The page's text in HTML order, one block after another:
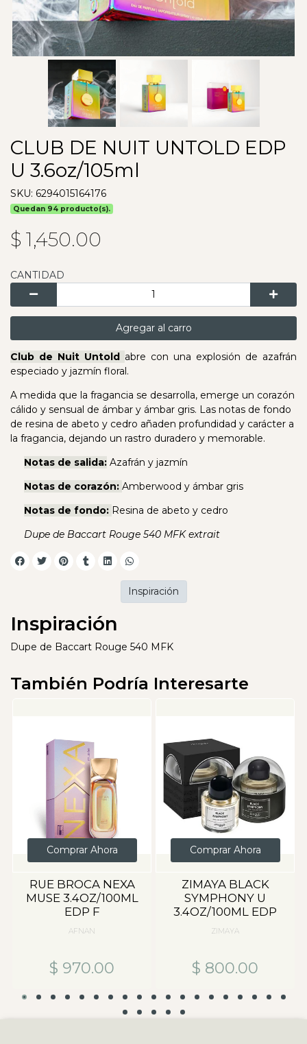
CLUB DE NUIT UNTOLD EDP
U 3.6oz/105ml
SKU: 6294015164176
Quedan 94 producto(s).
$ 1,450.00
CANTIDAD
Agregar al carro
Club de Nuit Untold abre con una explosión de azafrán
especiado y jazmín floral.
A medida que la fragancia se desarrolla, emerge un corazón
cálido y sensual de ámbar y ámbar gris. Las notas de fondo
de resina de abeto y cedro añaden profundidad y carácter a
la fragancia, dejando un rastro duradero y memorable.
Notas de salida: Azafrán y jazmín
Notas de corazón: Amberwood y ámbar gris
Notas de fondo: Resina de abeto y cedro
Dupe de Baccart Rouge 540 MFK extrait
Inspiración
Dupe de Baccart Rouge 540 MFK
Inspiración
También Podría Interesarte
Comprar Ahora
RUE BROCA NEXA
MUSE 3.4OZ/100ML
EDP F
AFNAN
$ 970.00
Comprar Ahora
ZIMAYA BLACK
SYMPHONY U
3.4OZ/100ML EDP
ZIMAYA
$ 800.00